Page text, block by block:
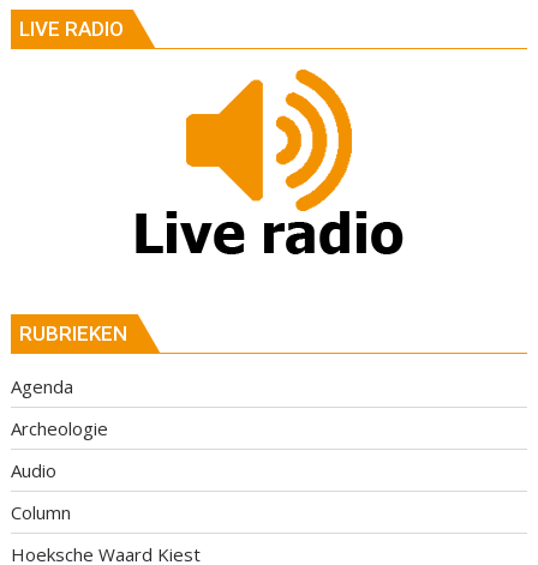
LIVE RADIO
RUBRIEKEN
Agenda
Archeologie
Audio
Column
Hoeksche Waard Kiest